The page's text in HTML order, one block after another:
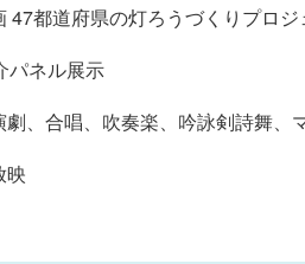
47都道府県の灯ろうづくりプロ
パネル展示
劇、合唱、吹奏楽、吟詠剣詩舞、
映